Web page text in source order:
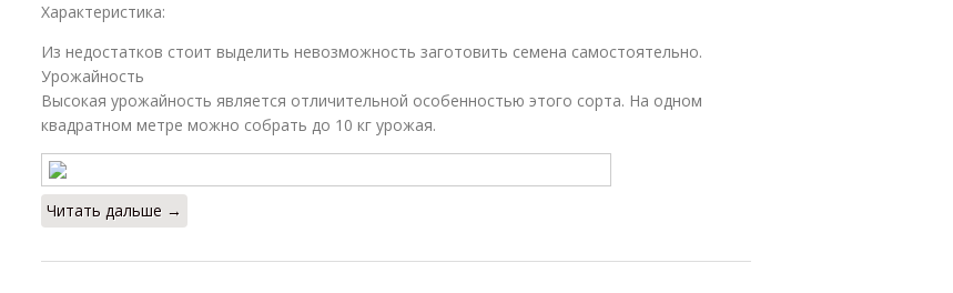
Характеристика:
Из недостатков стоит выделить невозможность заготовить семена самостоятельно.
Урожайность
Высокая урожайность является отличительной особенностью этого сорта. На одном
квадратном метре можно собрать до 10 кг урожая.
Читать дальше →